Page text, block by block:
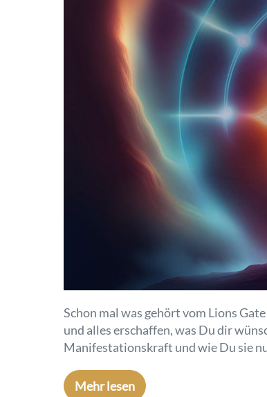
Schon mal was gehört vom Lions
und alles erschaffen, was Du dir
Manifestationskraft und wie Du sie
Mehr lesen